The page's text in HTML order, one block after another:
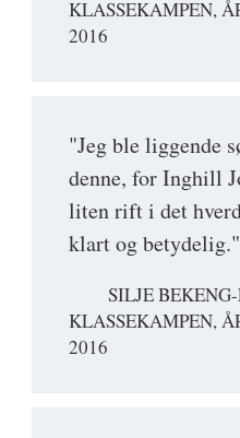
KLASSEKAMPEN,
2016
"Jeg ble liggende
denne, for Inghill
liten rift i det
klart og betydelig."
SILJE
KLASSEKAMPEN,
2016